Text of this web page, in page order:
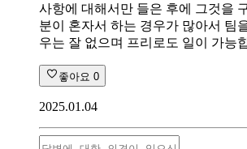
사항에 대해서만 들은 후에 그것을
분이 혼자서 하는 경우가 많아서 팀
우는 잘 없으며 프리로도 일이 가능
좋아요 0
2025.01.04